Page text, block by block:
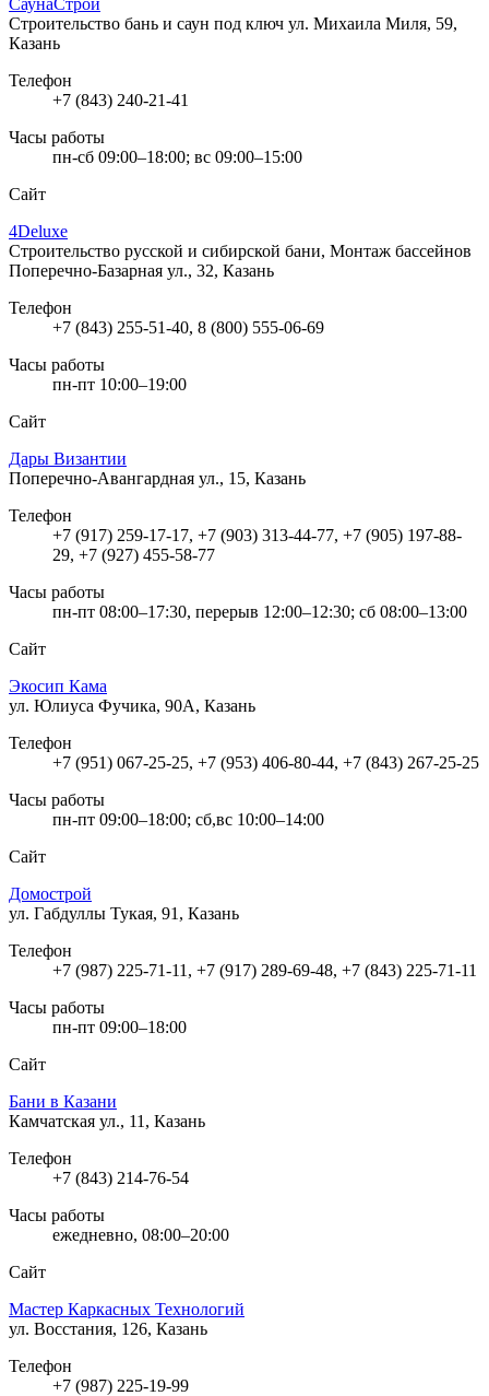
Строительство бань и саун под ключ ул. Михаила Миля, 59,
Казань
Телефон
+7 (843) 240-21-41
Часы работы
пн-сб 09:00–18:00; вс 09:00–15:00
Сайт
4Deluxe
Строительство русской и сибирской бани, Монтаж бассейнов
Поперечно-Базарная ул., 32, Казань
Телефон
+7 (843) 255-51-40, 8 (800) 555-06-69
Часы работы
пн-пт 10:00–19:00
Сайт
Дары Византии
Поперечно-Авангардная ул., 15, Казань
Телефон
+7 (917) 259-17-17, +7 (903) 313-44-77, +7 (905) 197-88-
29, +7 (927) 455-58-77
Часы работы
пн-пт 08:00–17:30, перерыв 12:00–12:30; сб 08:00–13:00
Сайт
Экосип Кама
ул. Юлиуса Фучика, 90А, Казань
Телефон
+7 (951) 067-25-25, +7 (953) 406-80-44, +7 (843) 267-25-25
Часы работы
пн-пт 09:00–18:00; сб,вс 10:00–14:00
Сайт
Домострой
ул. Габдуллы Тукая, 91, Казань
Телефон
+7 (987) 225-71-11, +7 (917) 289-69-48, +7 (843) 225-71-11
Часы работы
пн-пт 09:00–18:00
Сайт
Бани в Казани
Камчатская ул., 11, Казань
Телефон
+7 (843) 214-76-54
Часы работы
ежедневно, 08:00–20:00
Сайт
Мастер Каркасных Технологий
ул. Восстания, 126, Казань
Телефон
+7 (987) 225-19-99